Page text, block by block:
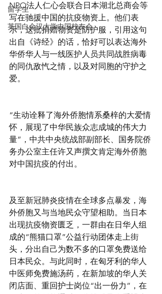
留学生
英国白金汉大学中国校友会
NPO法人仁心会联合日本湖北总商会等
写在驰援中国的抗疫物资上。他们表
示，这批捐赠物资是防护服，引用这句
出自《诗经》的话，恰好可以表达海外
华侨华人与一线医护人员共同战胜病毒
的同仇敌忾之情，以及对同胞的守护之
爱。
“生动诠释了海外侨胞情系桑梓的大爱情
怀，展现了中华民族众志成城的伟大力
量”，中共中央统战部副部长、国务院侨
务办公室主任许又声撰文肯定海外侨胞
对中国抗疫的付出。
及至新冠肺炎疫情在全球多点暴发，海
外侨胞又与当地民众守望相助。当日本
出现抗疫物资匮乏，一群由在日华人组
成的“熊猫口罩”公益行动团体走上街
头，分出自己为数不多的口罩免费送给
日本民众。与此同时，在匈牙利的华人
中医师免费施汤药，在新加坡的华人关
闭店面、重回护士岗位“出一份力”，在